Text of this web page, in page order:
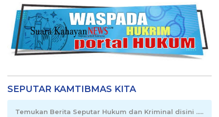
SEPUTAR KAMTIBMAS KITA
Temukan Berita Seputar Hukum dan Kriminal disini .....